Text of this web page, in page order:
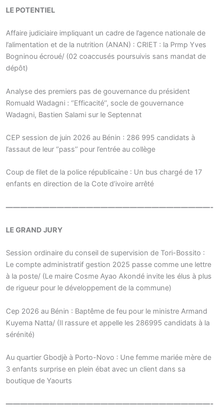
LE POTENTIEL
Affaire judiciaire impliquant un cadre de l’agence nationale de
l’alimentation et de la nutrition (ANAN) : CRIET : la Prmp Yves
Bogninou écroué/ (02 coaccusés poursuivis sans mandat de
dépôt)
Analyse des premiers pas de gouvernance du président
Romuald Wadagni : ‘’Efficacité’’, socle de gouvernance
Wadagni, Bastien Salami sur le Septennat
CEP session de juin 2026 au Bénin : 286 995 candidats à
l’assaut de leur ‘’pass’’ pour l’entrée au collège
Coup de filet de la police républicaine : Un bus chargé de 17
enfants en direction de la Cote d’ivoire arrêté
————————————————————————————-
LE GRAND JURY
Session ordinaire du conseil de supervision de Tori-Bossito :
Le compte administratif gestion 2025 passe comme une lettre
à la poste/ (Le maire Cosme Ayao Akondé invite les élus à plus
de rigueur pour le développement de la commune)
Cep 2026 au Bénin : Baptême de feu pour le ministre Armand
Kuyema Natta/ (Il rassure et appelle les 286995 candidats à la
sérénité)
Au quartier Gbodjè à Porto-Novo : Une femme mariée mère de
3 enfants surprise en plein ébat avec un client dans sa
boutique de Yaourts
————————————————————————————-